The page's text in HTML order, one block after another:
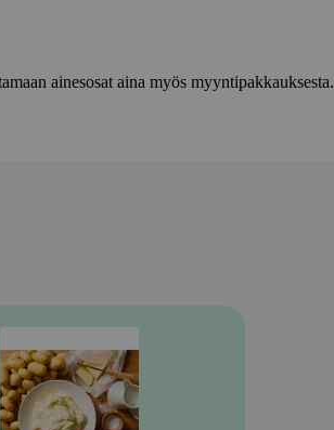
ainesosat aina myös myyntipakkauksesta.